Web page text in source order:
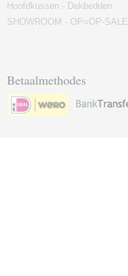
Hoofdkussen - Dekbedden
SHOWROOM - OP=OP-SALE
Betaalmethodes